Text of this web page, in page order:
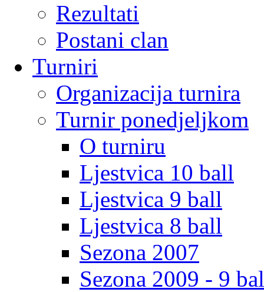
Rezultati
Postani clan
Turniri
Organizacija turnira
Turnir ponedjeljkom
O turniru
Ljestvica 10 ball
Ljestvica 9 ball
Ljestvica 8 ball
Sezona 2007
Sezona 2009 - 9